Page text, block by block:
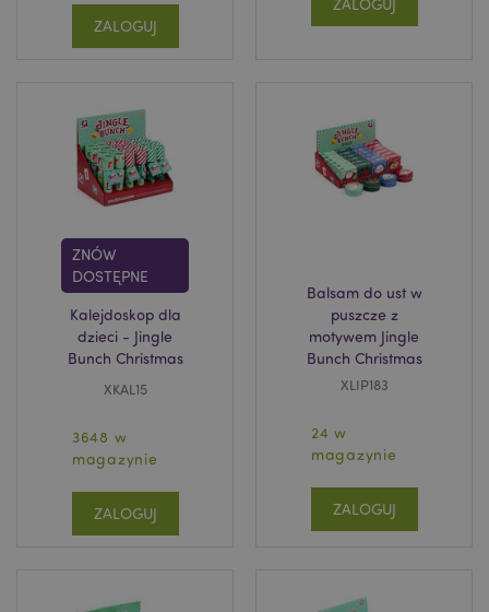
ZALOGUJ
ZALOGUJ
ZNÓW
DOSTĘPNE
Kalejdoskop dla
dzieci - Jingle
Bunch Christmas
XKAL15
3648 w
magazynie
ZALOGUJ
Balsam do ust w
puszcze z
motywem Jingle
Bunch Christmas
XLIP183
24 w
magazynie
ZALOGUJ